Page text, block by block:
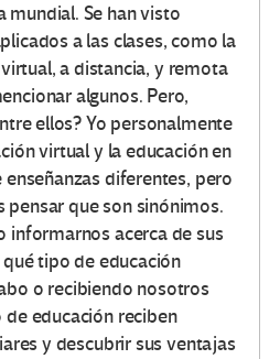
mundial. Se han visto
a las clases, como la
a distancia, y remota
algunos. Pero,
ellos? Yo personalmente
virtual y la educación en
diferentes, pero
que son sinónimos.
informarnos acerca de sus
tipo de educación
o recibiendo nosotros
educación reciben
y descubrir sus ventajas